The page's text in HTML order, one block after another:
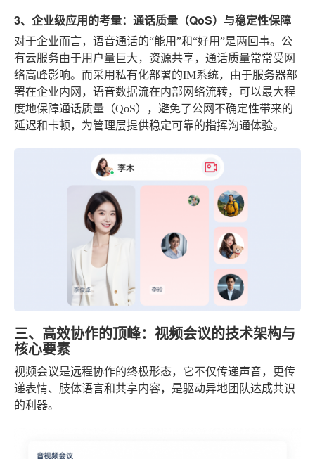
3、企业级应用的考量：通话质量（QoS）与稳定性保障
对于企业而言，语音通话的“能用”和“好用”是两回事。公
有云服务由于用户量巨大，资源共享，通话质量常常受网
络高峰影响。而采用私有化部署的IM系统，由于服务器部
署在企业内网，语音数据流在内部网络流转，可以最大程
度地保障通话质量（QoS），避免了公网不确定性带来的
延迟和卡顿，为管理层提供稳定可靠的指挥沟通体验。
三、高效协作的顶峰：视频会议的技术架构与
核心要素
视频会议是远程协作的终极形态，它不仅传递声音，更传
递表情、肢体语言和共享内容，是驱动异地团队达成共识
的利器。